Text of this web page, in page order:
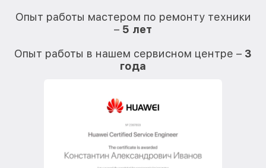
Опыт работы мастером по ремонту техники
– 5 лет
Опыт работы в нашем сервисном центре – 3
года